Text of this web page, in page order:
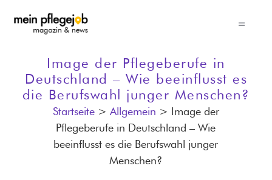
Inhalt
Toggle
Pflegegehälter
Image der Pflegeberufe in
Deutschland – Wie beeinflusst es
die Berufswahl junger Menschen?
Startseite > Allgemein > Image der
Pflegeberufe in Deutschland – Wie
beeinflusst es die Berufswahl junger
Menschen?